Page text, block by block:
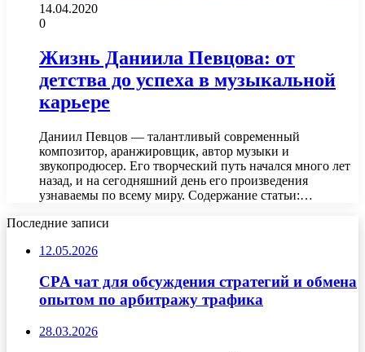
14.04.2020
0
Жизнь Даниила Певцова: от
детства до успеха в музыкальной
карьере
Даниил Певцов — талантливый современный
композитор, аранжировщик, автор музыки и
звукопродюсер. Его творческий путь начался много лет
назад, и на сегодняшний день его произведения
узнаваемы по всему миру. Содержание статьи:…
Последние записи
12.05.2026
CPA чат для обсуждения стратегий и обмена
опытом по арбитражу трафика
28.03.2026